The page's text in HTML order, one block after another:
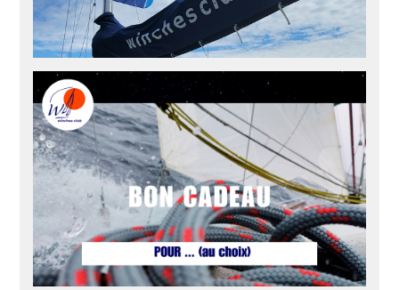
Croisières – Informations pratiques
Retrouvez les informations pratiques concernant les
croisières « formation » organisées par Le Winches Club.
Formations
cours de voile,croisière,école française de croisière,
école française de voile,FFVoile,formation croisière,
navigation
vie à bord, voile habitable,voilier